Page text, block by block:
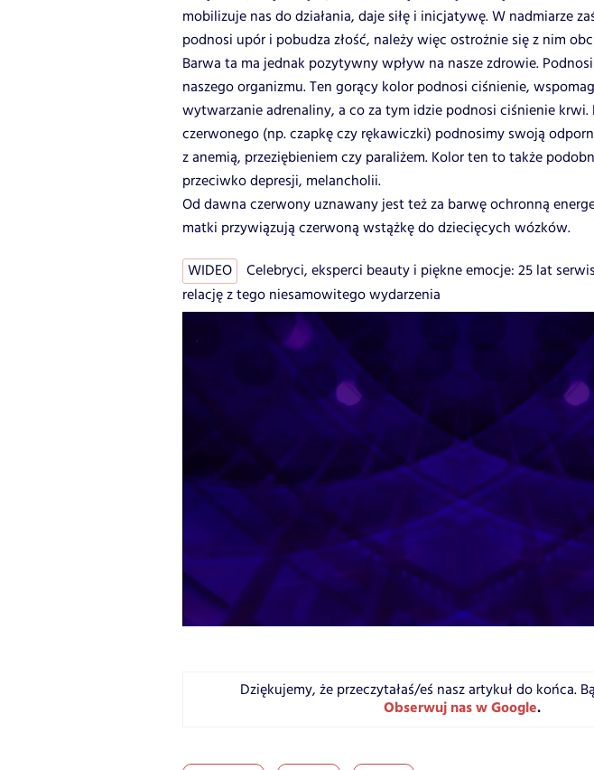
mobilizuje nas do działania, daje siłę i inicjatywę. W nadmiarze
podnosi upór i pobudza złość, należy więc ostrożnie się z nim
Barwa ta ma jednak pozytywny wpływ na nasze zdrowie.
naszego organizmu. Ten gorący kolor podnosi ciśnienie,
wytwarzanie adrenaliny, a co za tym idzie podnosi ciśnienie krwi.
czerwonego (np. czapkę czy rękawiczki) podnosimy swoją
z anemią, przeziębieniem czy paraliżem. Kolor ten to także
przeciwko depresji, melancholii.
Od dawna czerwony uznawany jest też za barwę ochronną
matki przywiązują czerwoną wstążkę do dziecięcych wózków.
WIDEO
Celebryci, eksperci beauty i piękne emocje: 25 lat
relację z tego niesamowitego wydarzenia
Dziękujemy, że przeczytałaś/eś nasz artykuł do końca.
Obserwuj nas w Google.